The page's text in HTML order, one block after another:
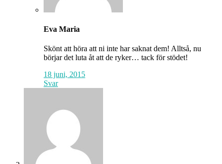
Eva Maria
Skönt att höra att ni inte har saknat dem! Alltså, nu
börjar det luta åt att de ryker… tack för stödet!
18 juni, 2015
Svar